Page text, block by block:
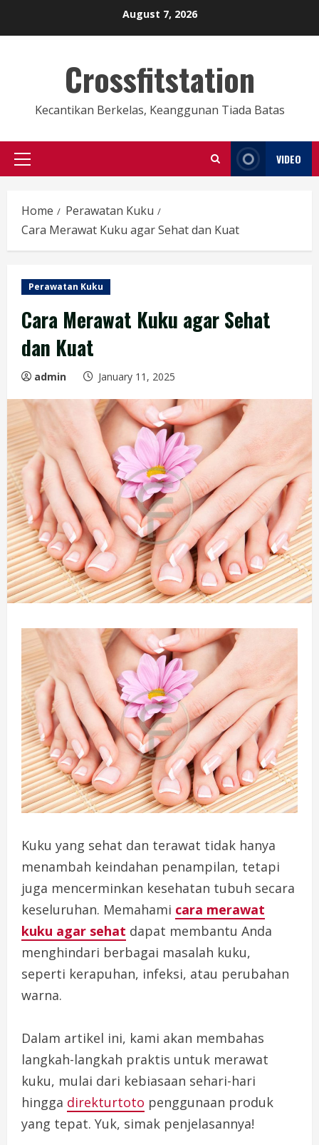
August 7, 2026
Crossfitstation
Kecantikan Berkelas, Keanggunan Tiada Batas
Primary
VIDEO
Home
Perawatan Kuku
Cara Merawat Kuku agar Sehat dan Kuat
Perawatan Kuku
Cara Merawat Kuku agar Sehat
dan Kuat
admin January 11, 2025
Kuku yang sehat dan terawat tidak hanya
menambah keindahan penampilan, tetapi
juga mencerminkan kesehatan tubuh secara
keseluruhan. Memahami cara merawat
kuku agar sehat dapat membantu Anda
menghindari berbagai masalah kuku,
seperti kerapuhan, infeksi, atau perubahan
warna.
Dalam artikel ini, kami akan membahas
langkah-langkah praktis untuk merawat
kuku, mulai dari kebiasaan sehari-hari
hingga direkturtoto penggunaan produk
yang tepat. Yuk, simak penjelasannya!